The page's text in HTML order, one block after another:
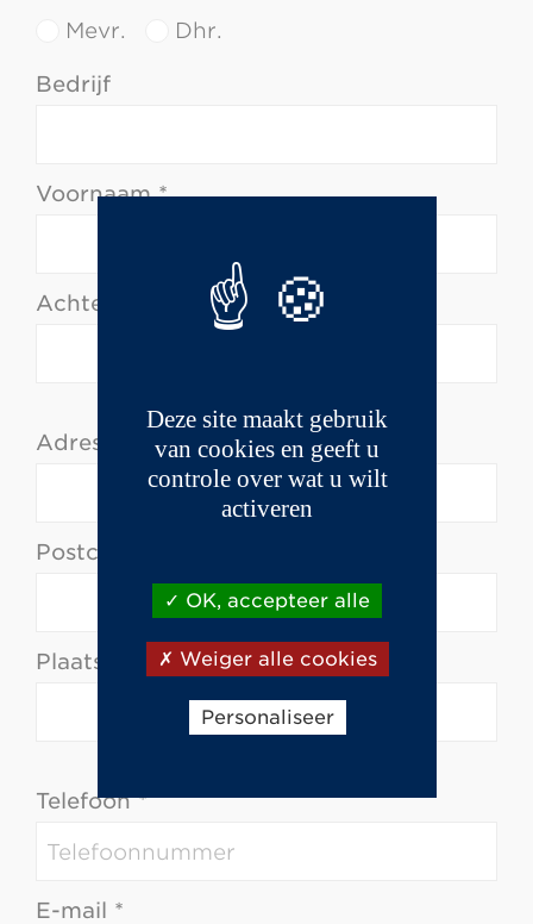
Mevr.
Dhr.
Bedrijf
Voornaam *
Achternaam *
Adres *
Postcode *
Plaats *
Telefoon *
E-mail *
Deze site maakt gebruik
van cookies en geeft u
controle over wat u wilt
activeren
OK, accepteer alle
Weiger alle cookies
Personaliseer